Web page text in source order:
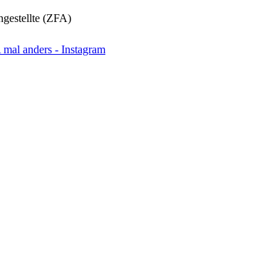
(ZFA)
mal anders - Instagram